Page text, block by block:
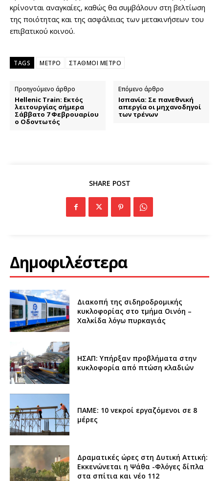
κρίνονται αναγκαίες, καθώς θα συμβάλουν στη βελτίωση
της ποιότητας και της ασφάλειας των μετακινήσεων του
επιβατικού κοινού.
TAGS ΜΕΤΡΟ ΣΤΑΘΜΟΙ ΜΕΤΡΟ
Προηγούμενο άρθρο
Hellenic Train: Εκτός
λειτουργίας σήμερα
Σάββατο 7 Φεβρουαρίου
ο Οδοντωτός
Επόμενο άρθρο
Ισπανία: Σε πανεθνική
απεργία οι μηχανοδηγοί
των τρένων
SHARE POST
Δημοφιλέστερα
Διακοπή της σιδηροδρομικής
κυκλοφορίας στο τμήμα Οινόη –
Χαλκίδα λόγω πυρκαγιάς
ΗΣΑΠ: Υπήρξαν προβλήματα στην
κυκλοφορία από πτώση κλαδιών
ΠΑΜΕ: 10 νεκροί εργαζόμενοι σε 8
μέρες
Δραματικές ώρες στη Δυτική Αττική:
Εκκενώνεται η Ψάθα -Φλόγες δίπλα
στα σπίτια και νέο 112